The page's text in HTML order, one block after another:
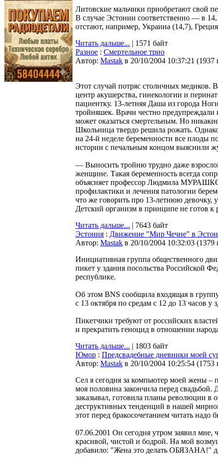
Литовские мальчики приобретают свой
В случае Эстонии соответственно — в
отстают, например, Украина (14,7),
Читать дальше... | 1571 байт
Разное : Смертельное трио
Автор: Мastak в 20/10/2004 10:37:21 (1937
Этот случай потряс столичных медиков.
центр акушерства, гинекологии и
пациентку. 13-летняя Даша из города
тройняшек. Врачи честно предупреждали
может оказаться смертельным. Но
Школьница твердо решила рожать.
на 24-й неделе беременности все плоды
истории с печальным концом выяснили
— Выносить тройню трудно даже
женщине. Такая беременность всегда
объясняет профессор Людмила
профилактики и лечения патологии
что же говорить про 13-летнюю девочку,
Детский организм в принципе не готов
Читать дальше... | 7643 байт
Эстония : Движение "Мир Чечне" в
Автор: Мastak в 20/10/2004 10:32:03 (1379
Инициативная группа общественного
пикет у здания посольства Российской
республике.
Об этом BNS сообщила входящая в
с 13 октября по средам с 12 до 13 часов
Пикетчики требуют от российских
и прекратить геноцид в отношении
Читать дальше... | 1803 байт
Юмор : Предсвадебные дневники моей
Автор: Мastak в 20/10/2004 10:25:54 (1753
Сел я сегодня за компьютер моей жены –
моя половина закончила перед свадьбой.
заказывал, готовила планы революции в
деструктивных тенденций в нашей
этот перед бракосочетанием читать надо
07.06.2001 Он сегодня утром заявил мне,
красивой, чистой и бодрой. На мой
добавило: "Жена это делать ОБЯЗАНА!"